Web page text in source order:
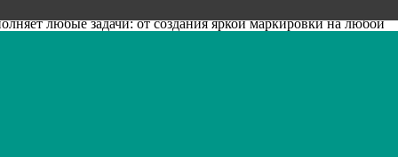
любые задачи: от создания яркой маркировки на любой